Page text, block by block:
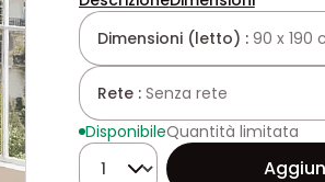
Dimensioni (letto) : 90 x 190
Rete : Senza rete
DisponibileQuantità limitata
Quantità